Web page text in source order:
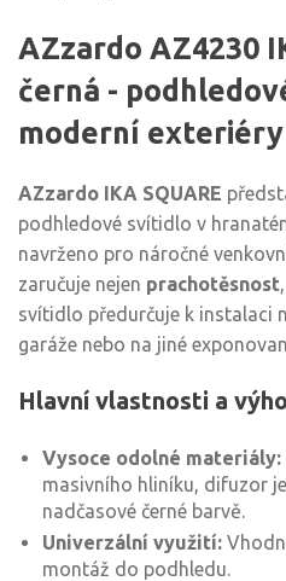
AZzardo AZ4230
černá -
moderní exteriéry
AZzardo IKA SQUARE
podhledové svítidlo v
navrženo pro náročné
zaručuje nejen prachotěsnost
svítidlo předurčuje k instalaci
garáže nebo na jiné
Hlavní vlastnosti a
Vysoce odolné materiály:
masivního hliníku, difuzor
nadčasové černé barvě.
Univerzální využití:
montáž do podhledu.